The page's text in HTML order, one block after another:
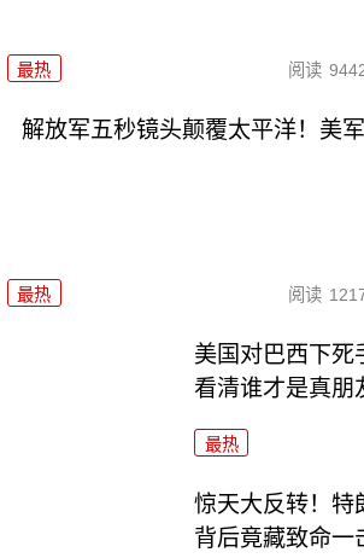
最热 阅读
解放军五秒镜头颠覆太平洋！美
最热 阅读
美国对巴西下死
看清谁才是真朋
最热
惊天大反转！特
背后竟藏致命一